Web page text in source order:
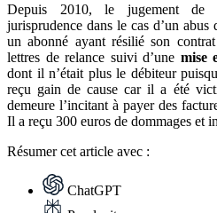
Depuis 2010, le jugement de
jurisprudence dans le cas d’un abus
un abonné ayant résilié son
lettres de relance suivi d’une mise
dont il n’était plus le débiteur
reçu gain de cause car il a été
demeure l’incitant à payer des
Il a reçu 300 euros de dommages et
Résumercet article avec :
ChatGPT